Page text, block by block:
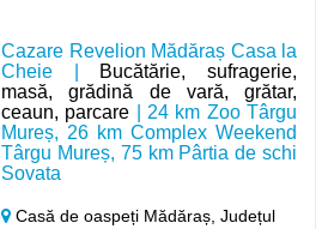
Cazare Revelion Mădăraș Casa la
Cheie | Bucătărie, sufragerie,
masă, grădină de vară, grătar,
ceaun, parcare | 24 km Zoo Târgu
Mureș, 26 km Complex Weekend
Târgu Mureș, 75 km Pârtia de schi
Sovata
Casă de oaspeți Mădăraș,Județul